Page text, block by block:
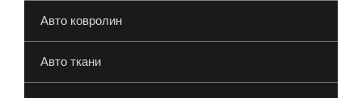
Авто ковролин
Авто ткани